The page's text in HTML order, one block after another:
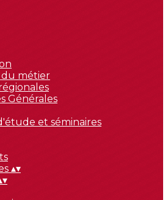
métier
Générales
et séminaires
▴▾
▾